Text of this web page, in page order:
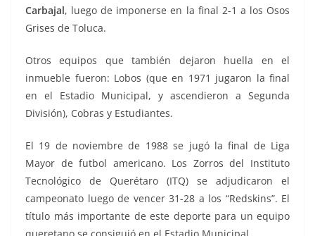
Carbajal, luego de imponerse en la final 2-1 a los Osos
Grises de Toluca.
Otros equipos que también dejaron huella en el
inmueble fueron: Lobos (que en 1971 jugaron la final
en el Estadio Municipal, y ascendieron a Segunda
División), Cobras y Estudiantes.
El 19 de noviembre de 1988 se jugó la final de Liga
Mayor de futbol americano. Los Zorros del Instituto
Tecnológico de Querétaro (ITQ) se adjudicaron el
campeonato luego de vencer 31-28 a los “Redskins”. El
título más importante de este deporte para un equipo
queretano se consiguió en el Estadio Municipal.